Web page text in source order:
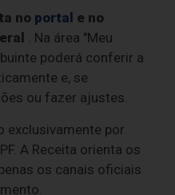
no portal e no
. Na área "Meu
poderá conferir a
e, se
ou fazer ajustes.
exclusivamente por
A Receita orienta os
os canais oficiais